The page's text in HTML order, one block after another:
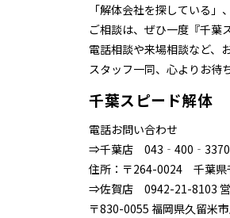
「解体会社を探している
ご相談は、ぜひ一度『千葉
電話相談や来場相談など、
スタッフ一同、心よりお待
千葉スピード解体
電話お問い合わせ
⇒千葉店 043‐400‐3370
住所：〒264-0024 千葉県
⇒佐賀店 0942-21-8103 営
〒830-0055 福岡県久留米